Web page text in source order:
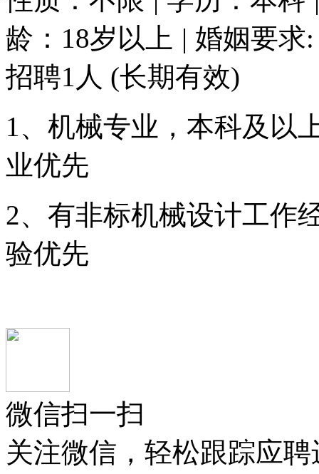
龄：18岁以上 | 婚姻要求
招聘1人 (长期有效)
1、机械专业，本科及以
业优先
2、有非标机械设计工作
验优先
微信扫一扫
关注微信，轻松跟踪应聘